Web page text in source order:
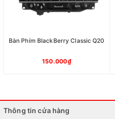
Bàn Phím BlackBerry Classic Q20
150.000₫
Thông tin cửa hàng